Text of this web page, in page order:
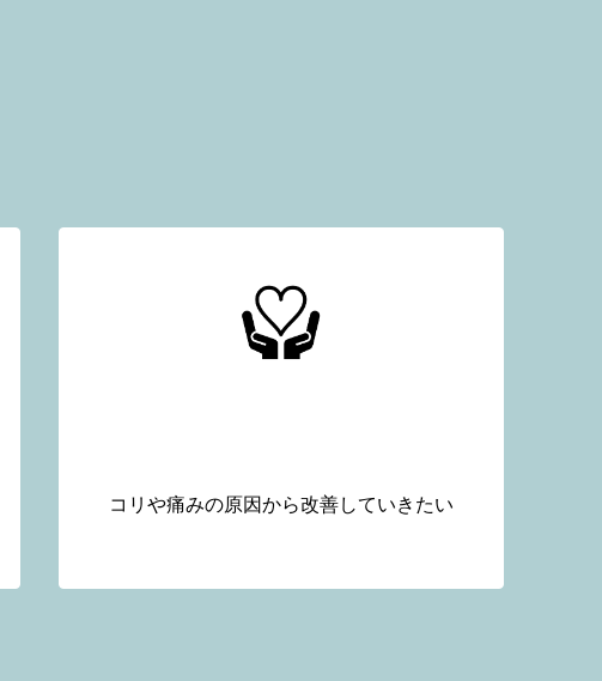
コリや痛みの原因から改善していきたい